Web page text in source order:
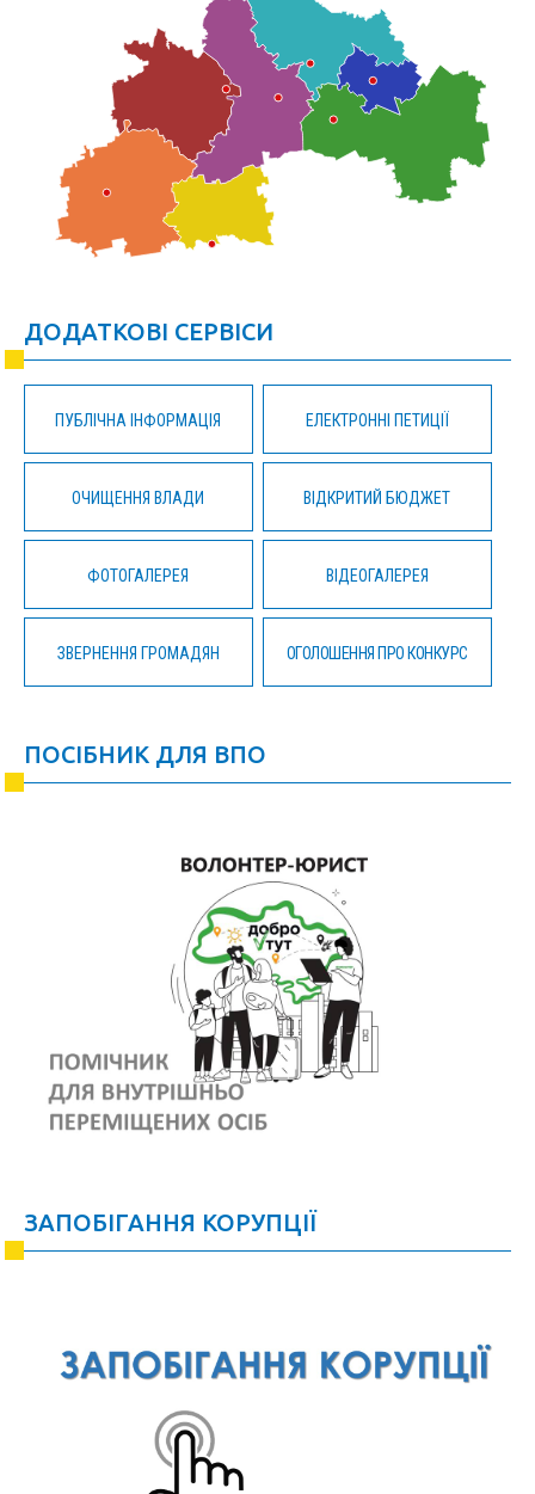
ДОДАТКОВІ СЕРВІСИ
ПУБЛІЧНА ІНФОРМАЦІЯ ЕЛЕКТРОННІ ПЕТИЦІЇ
ОЧИЩЕННЯ ВЛАДИ ВІДКРИТИЙ БЮДЖЕТ
ФОТОГАЛЕРЕЯ ВІДЕОГАЛЕРЕЯ
ЗВЕРНЕННЯ ГРОМАДЯН ОГОЛОШЕННЯ ПРО КОНКУРС
ПОСІБНИК ДЛЯ ВПО
ЗАПОБІГАННЯ КОРУПЦІЇ